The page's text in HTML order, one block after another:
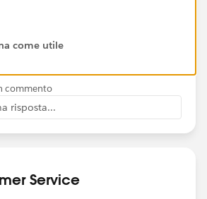
come utile
commento
risposta...
Service